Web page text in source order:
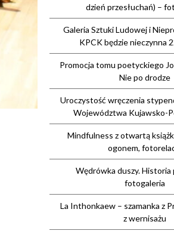
dzień przesłuchań) –
Galeria Sztuki Ludowej i
KPCK będzie nieczynna
Promocja tomu poetyckiego
Nie po drodze
Uroczystość wręczenia
Województwa Kujawsko-
Mindfulness z otwartą
ogonem,
Wędrówka duszy. Historia
fotogaleria
La Inthonkaew – szamanka z
z wernisażu